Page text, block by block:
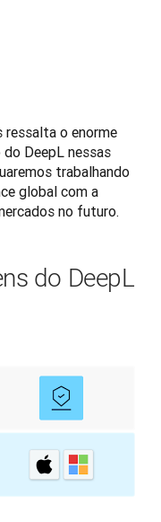
ressalta o enorme
DeepL nessas
trabalhando
global com a
no futuro.
do DeepL